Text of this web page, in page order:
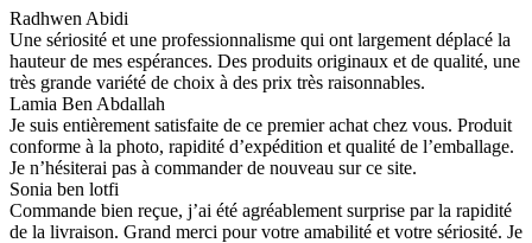
Radhwen Abidi
Une sériosité et une professionnalisme qui ont largement déplacé la
hauteur de mes espérances. Des produits originaux et de qualité, une
très grande variété de choix à des prix très raisonnables.
Lamia Ben Abdallah
Je suis entièrement satisfaite de ce premier achat chez vous. Produit
conforme à la photo, rapidité d’expédition et qualité de l’emballage.
Je n’hésiterai pas à commander de nouveau sur ce site.
Sonia ben lotfi
Commande bien reçue, j’ai été agréablement surprise par la rapidité
de la livraison. Grand merci pour votre amabilité et votre sériosité. Je